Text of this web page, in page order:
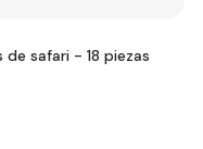
safari - 18 piezas